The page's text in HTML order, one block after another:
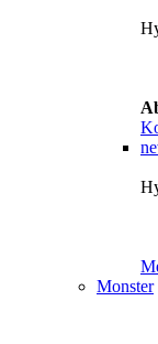
Monster